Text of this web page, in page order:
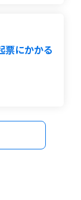
にかかる